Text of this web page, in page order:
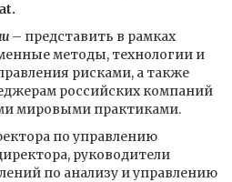
– представить в рамках
методы, технологии и
рисками, а также
российских компаний
мировыми практиками.
по управлению
руководители
по анализу и управлению